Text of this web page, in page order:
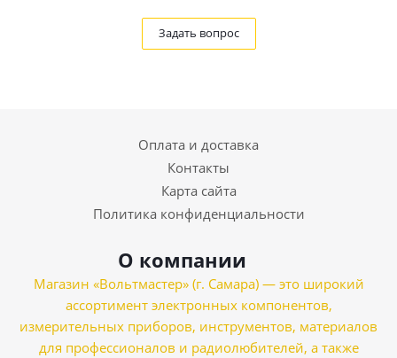
Задать вопрос
Оплата и доставка
Контакты
Карта сайта
Политика конфиденциальности
О компании
Магазин «Вольтмастер» (г. Самара) — это широкий
ассортимент электронных компонентов,
измерительных приборов, инструментов, материалов
для профессионалов и радиолюбителей, а также